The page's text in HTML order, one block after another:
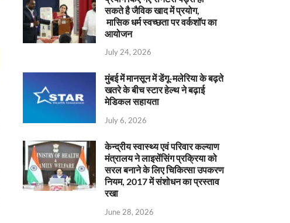
सकते है जैविक खाद में प्रयोग,
मासिक धर्म स्वच्छता पर वर्कशॉप का
आयोजन
July 24, 2026
मुंबई में मानसून में डेंगू-मलेरिया के बढ़ते
खतरे के बीच स्टार हेल्थ ने बढ़ाई
मेडिकल सहायता
July 6, 2026
केन्‍द्रीय स्वास्थ्य एवं परिवार कल्याण
मंत्रालय ने लाइसेंसिंग प्रक्रिया को
सरल बनाने के लिए चिकित्सा उपकरण
नियम, 2017 में संशोधन का प्रस्ताव
रखा
June 28, 2026